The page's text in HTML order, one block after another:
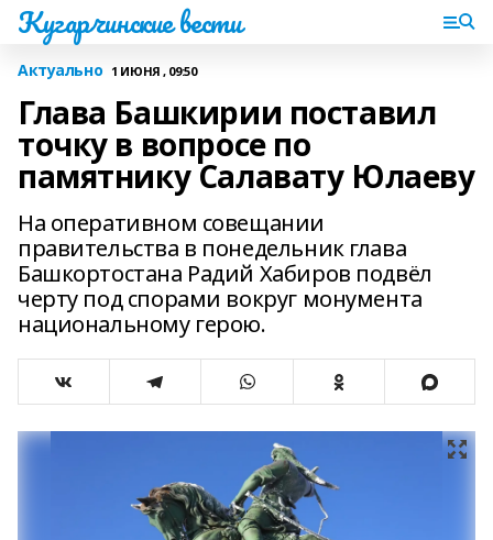
Кугарчинские вести
Актуально 1 ИЮНЯ , 09:50
Глава Башкирии поставил
точку в вопросе по
памятнику Салавату Юлаеву
На оперативном совещании
правительства в понедельник глава
Башкортостана Радий Хабиров подвёл
черту под спорами вокруг монумента
национальному герою.